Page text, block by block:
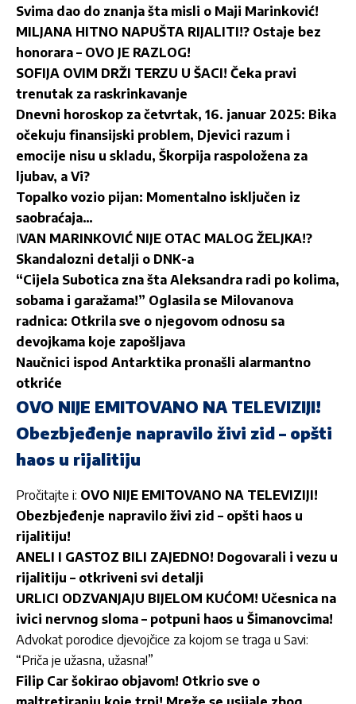
Svima dao do znanja šta misli o Maji Marinković!
MILJANA HITNO NAPUŠTA RIJALITI!? Ostaje bez
honorara – OVO JE RAZLOG!
SOFIJA OVIM DRŽI TERZU U ŠACI! Čeka pravi
trenutak za raskrinkavanje
Dnevni horoskop za četvrtak, 16. januar 2025: Bika
očekuju finansijski problem, Djevici razum i
emocije nisu u skladu, Škorpija raspoložena za
ljubav, a Vi?
Topalko vozio pijan: Momentalno isključen iz
saobraćaja…
IVAN MARINKOVIĆ NIJE OTAC MALOG ŽELJKA!?
Skandalozni detalji o DNK-a
“Cijela Subotica zna šta Aleksandra radi po kolima,
sobama i garažama!” Oglasila se Milovanova
radnica: Otkrila sve o njegovom odnosu sa
devojkama koje zapošljava
Naučnici ispod Antarktika pronašli alarmantno
otkriće
OVO NIJE EMITOVANO NA TELEVIZIJI!
Obezbjeđenje napravilo živi zid – opšti
haos u rijalitiju
Pročitajte i: OVO NIJE EMITOVANO NA TELEVIZIJI!
Obezbjeđenje napravilo živi zid – opšti haos u
rijalitiju!
ANELI I GASTOZ BILI ZAJEDNO! Dogovarali i vezu u
rijalitiju – otkriveni svi detalji
URLICI ODZVANJAJU BIJELOM KUĆOM! Učesnica na
ivici nervnog sloma – potpuni haos u Šimanovcima!
Advokat porodice djevojčice za kojom se traga u Savi:
“Priča je užasna, užasna!”
Filip Car šokirao objavom! Otkrio sve o